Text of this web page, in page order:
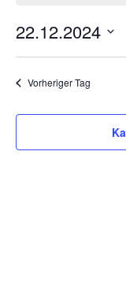
Dezember
2024
22.12.2024
Vorheriger Tag